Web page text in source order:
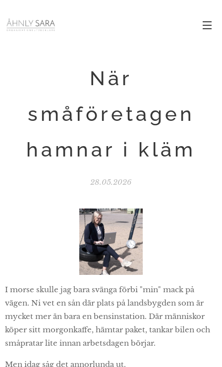
När
småföretagen
hamnar i kläm
28.05.2026
I morse skulle jag bara svänga förbi "min" mack på
vägen. Ni vet en sån där plats på landsbygden som är
mycket mer än bara en bensinstation. Där människor
köper sitt morgonkaffe, hämtar paket, tankar bilen och
småpratar lite innan arbetsdagen börjar.
Men idag såg det annorlunda ut.